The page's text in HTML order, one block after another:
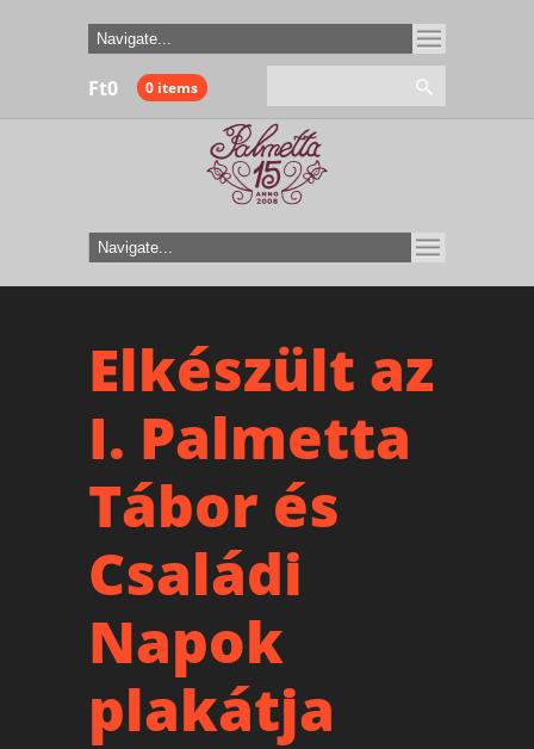
0
Ft 0 items
Elkészült az
I. Palmetta
Tábor és
Családi
Napok
plakátja